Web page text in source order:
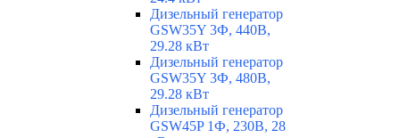
Дизельный генератор
GSW35Y 3Ф, 440В,
29.28 кВт
Дизельный генератор
GSW35Y 3Ф, 480В,
29.28 кВт
Дизельный генератор
GSW45P 1Ф, 230В, 28